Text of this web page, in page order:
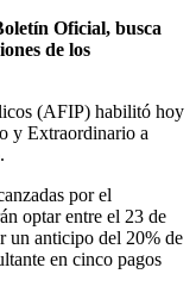
Oficial, busca
de los
(AFIP) habilitó hoy
y Extraordinario a
por el
optar entre el 23 de
un anticipo del 20% de
en cinco pagos